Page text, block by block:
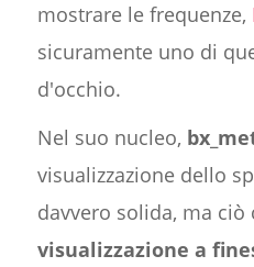
mostrare le frequenze,
sicuramente uno di
d'occhio.
Nel suo nucleo,
visualizzazione dello
davvero solida, ma
visualizzazione a